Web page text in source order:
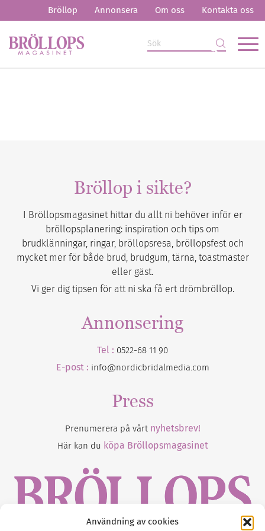
Användning av cookies
Bröllop Annonsera Om oss Kontakta oss
Bröllop i sikte?
I Bröllopsmagasinet hittar du allt ni behöver inför er
bröllopsplanering: inspiration och tips om
brudklänningar, ringar, bröllopsresa, bröllopsfest och
mycket mer för både brud, brudgum, tärna, toastmaster
eller gäst.
Vi ger dig tipsen för att ni ska få ert drömbröllop.
Annonsering
Tel : 0522-68 11 90
E-post : info@nordicbridalmedia.com
Press
Prenumerera på vårt nyhetsbrev!
Här kan du köpa Bröllopsmagasinet